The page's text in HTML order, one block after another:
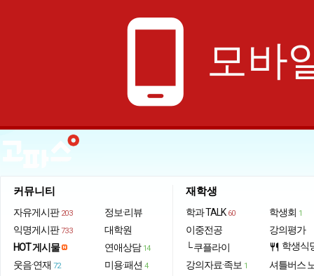
phone_android 모바
커뮤니티
자유게시판 203
익명게시판 733
HOT 게시물
웃음·연재 72
정보·리뷰
대학원
연애상담 14
미용·패션 4
재학생
학과 TALK 60
이중전공
└ 쿠플라이
강의자료·족보 1
학생회 1
강의평가
restaurant 학생식
셔틀버스